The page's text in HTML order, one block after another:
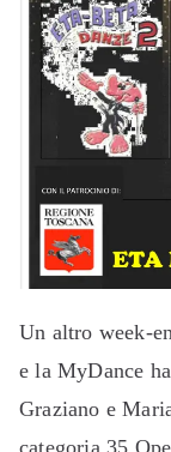
Un altro week-
e la MyDance
Graziano e
categoria 35